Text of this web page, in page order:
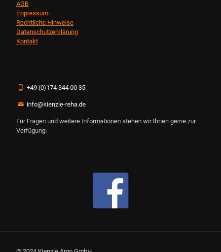
AGB
Impressum
Rechtliche Hinweise
Datenschutzerklärung
Kontakt
+49 (0)174 344 00 35
info@kienzle-reha.de
Für Fragen und weitere Informationen stehen wir Ihnen gerne zur
Verfügung.